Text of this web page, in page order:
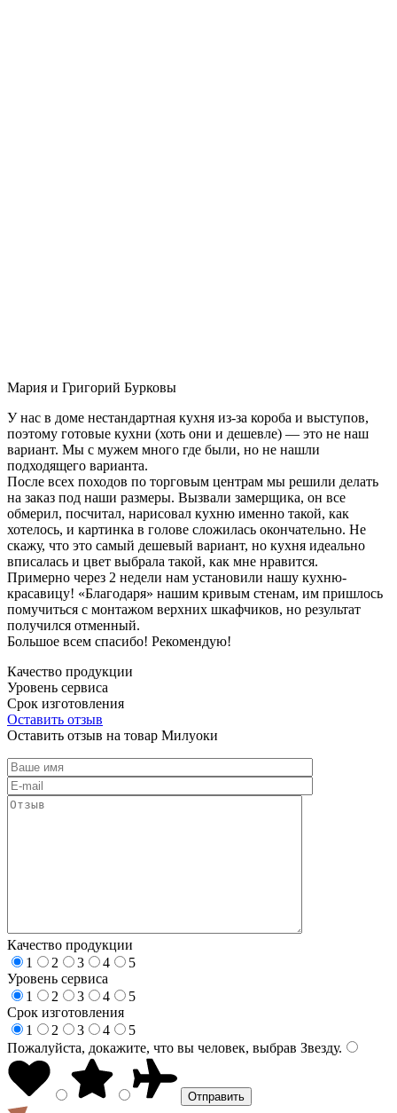
Мария и Григорий Бурковы
У нас в доме нестандартная кухня из-за короба и выступов,
поэтому готовые кухни (хоть они и дешевле) — это не наш
вариант. Мы с мужем много где были, но не нашли
подходящего варианта.
После всех походов по торговым центрам мы решили делать
на заказ под наши размеры. Вызвали замерщика, он все
обмерил, посчитал, нарисовал кухню именно такой, как
хотелось, и картинка в голове сложилась окончательно. Не
скажу, что это самый дешевый вариант, но кухня идеально
вписалась и цвет выбрала такой, как мне нравится.
Примерно через 2 недели нам установили нашу кухню-
красавицу! «Благодаря» нашим кривым стенам, им пришлось
помучиться с монтажом верхних шкафчиков, но результат
получился отменный.
Большое всем спасибо! Рекомендую!
Качество продукции
Уровень сервиса
Срок изготовления
Оставить отзыв
Оставить отзыв на товар Милуоки
Качество продукции
1
2 3 4
5
Уровень сервиса
1
2 3 4
5
Срок изготовления
1
2 3 4
5
Пожалуйста, докажите, что вы человек, выбрав Звезду.